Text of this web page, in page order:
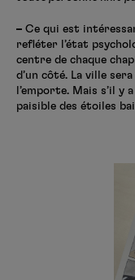
– Ce qui est
refléter l’état
centre de chaque
d’un côté. La ville
l’emporte. Mais s’il y
paisible des étoiles